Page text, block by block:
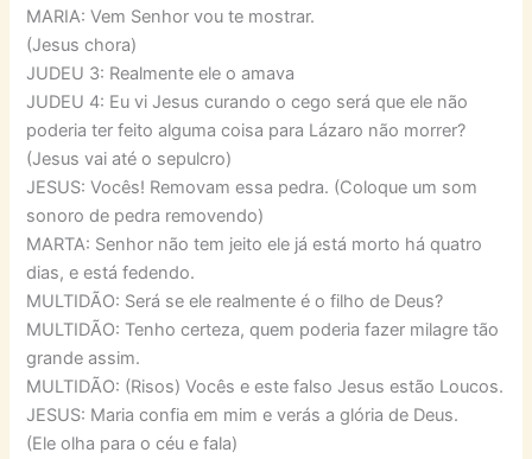
MARIA: Vem Senhor vou te mostrar.
(Jesus chora)
JUDEU 3: Realmente ele o amava
JUDEU 4: Eu vi Jesus curando o cego será que ele não
poderia ter feito alguma coisa para Lázaro não morrer?
(Jesus vai até o sepulcro)
JESUS: Vocês! Removam essa pedra. (Coloque um som
sonoro de pedra removendo)
MARTA: Senhor não tem jeito ele já está morto há quatro
dias, e está fedendo.
MULTIDÃO: Será se ele realmente é o filho de Deus?
MULTIDÃO: Tenho certeza, quem poderia fazer milagre tão
grande assim.
MULTIDÃO: (Risos) Vocês e este falso Jesus estão Loucos.
JESUS: Maria confia em mim e verás a glória de Deus.
(Ele olha para o céu e fala)